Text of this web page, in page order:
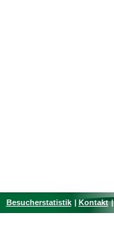
Besucherstatistik Kontakt